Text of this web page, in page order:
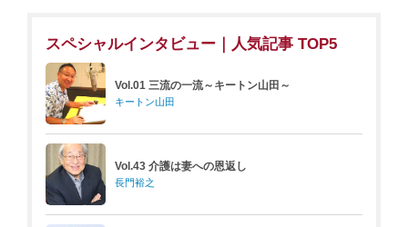
スペシャルインタビュー｜人気記事 TOP5
Vol.01 三流の一流～キートン山田～
キートン山田
Vol.43 介護は妻への恩返し
長門裕之